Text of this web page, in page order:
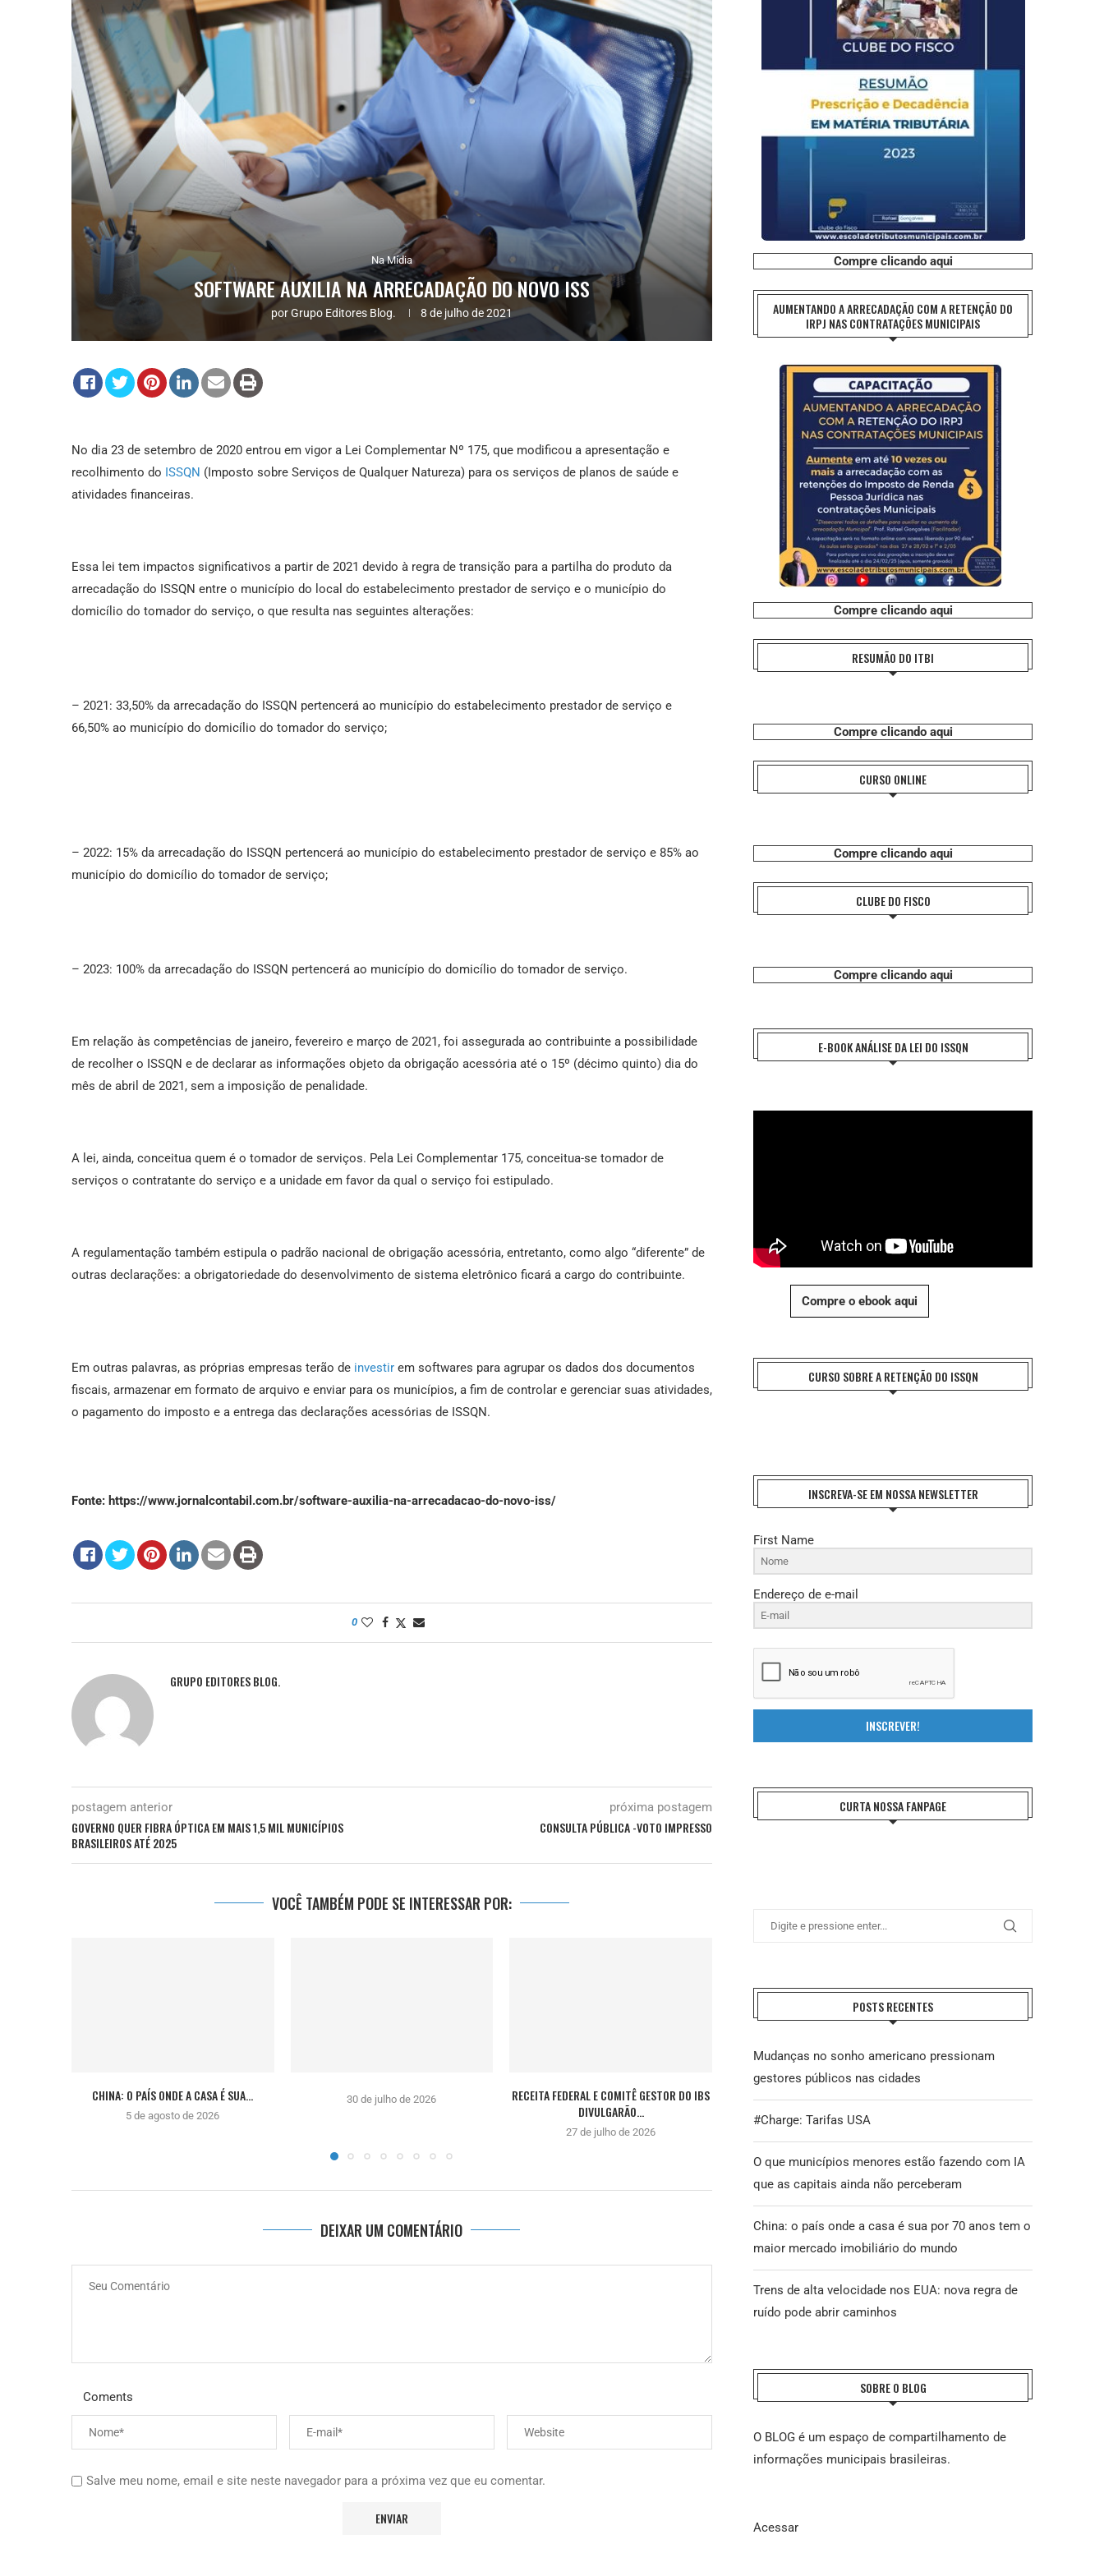
Na Mídia
SOFTWARE AUXILIA NA ARRECADAÇÃO DO NOVO ISS
porGrupo Editores Blog. 8 de julho de 2021
No dia 23 de setembro de 2020 entrou em vigor a Lei Complementar Nº 175, que modificou a apresentação e
recolhimento do ISSQN (Imposto sobre Serviços de Qualquer Natureza) para os serviços de planos de saúde e
atividades financeiras.
Essa lei tem impactos significativos a partir de 2021 devido à regra de transição para a partilha do produto da
arrecadação do ISSQN entre o município do local do estabelecimento prestador de serviço e o município do
domicílio do tomador do serviço, o que resulta nas seguintes alterações:
– 2021: 33,50% da arrecadação do ISSQN pertencerá ao município do estabelecimento prestador de serviço e
66,50% ao município do domicílio do tomador do serviço;
– 2022: 15% da arrecadação do ISSQN pertencerá ao município do estabelecimento prestador de serviço e 85% ao
município do domicílio do tomador de serviço;
– 2023: 100% da arrecadação do ISSQN pertencerá ao município do domicílio do tomador de serviço.
Em relação às competências de janeiro, fevereiro e março de 2021, foi assegurada ao contribuinte a possibilidade
de recolher o ISSQN e de declarar as informações objeto da obrigação acessória até o 15º (décimo quinto) dia do
mês de abril de 2021, sem a imposição de penalidade.
A lei, ainda, conceitua quem é o tomador de serviços. Pela Lei Complementar 175, conceitua-se tomador de
serviços o contratante do serviço e a unidade em favor da qual o serviço foi estipulado.
A regulamentação também estipula o padrão nacional de obrigação acessória, entretanto, como algo “diferente” de
outras declarações: a obrigatoriedade do desenvolvimento de sistema eletrônico ficará a cargo do contribuinte.
Em outras palavras, as próprias empresas terão de investir em softwares para agrupar os dados dos documentos
fiscais, armazenar em formato de arquivo e enviar para os municípios, a fim de controlar e gerenciar suas atividades,
o pagamento do imposto e a entrega das declarações acessórias de ISSQN.
Fonte: https://www.jornalcontabil.com.br/software-auxilia-na-arrecadacao-do-novo-iss/
0
GRUPO EDITORES BLOG.
postagem anterior
GOVERNO QUER FIBRA ÓPTICA EM MAIS 1,5 MIL MUNICÍPIOS
BRASILEIROS ATÉ 2025
próxima postagem
CONSULTA PÚBLICA -VOTO IMPRESSO
VOCÊ TAMBÉM PODE SE INTERESSAR POR:
CHINA: O PAÍS ONDE A CASA É SUA...
5 de agosto de 2026
30 de julho de 2026
RECEITA FEDERAL E COMITÊ GESTOR DO IBS
DIVULGARÃO...
27 de julho de 2026
IMPLEMENTAÇÃO E A...
DEIXAR UM COMENTÁRIO
Coments
Salve meu nome, email e site neste navegador para a próxima vez que eu comentar.
Compre clicando aqui
AUMENTANDO A ARRECADAÇÃO COM A RETENÇÃO DO
IRPJ NAS CONTRATAÇÕES MUNICIPAIS
Compre clicando aqui
RESUMÃO DO ITBI
Compre clicando aqui
CURSO ONLINE
Compre clicando aqui
CLUBE DO FISCO
Compre clicando aqui
E-BOOK ANÁLISE DA LEI DO ISSQN
Compre o ebook aqui
CURSO SOBRE A RETENÇÃO DO ISSQN
INSCREVA-SE EM NOSSA NEWSLETTER
First Name
Endereço de e-mail
INSCREVER!
CURTA NOSSA FANPAGE
POSTS RECENTES
Mudanças no sonho americano pressionam
gestores públicos nas cidades
#Charge: Tarifas USA
O que municípios menores estão fazendo com IA
que as capitais ainda não perceberam
China: o país onde a casa é sua por 70 anos tem o
maior mercado imobiliário do mundo
Trens de alta velocidade nos EUA: nova regra de
ruído pode abrir caminhos
SOBRE O BLOG
O BLOG é um espaço de compartilhamento de
informações municipais brasileiras.
Acessar